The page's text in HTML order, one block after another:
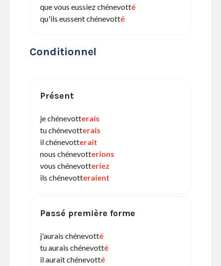
que vous eussiez chénevotté
qu'ils eussent chénevotté
Conditionnel
Présent
je chénevotterais
tu chénevotterais
il chénevotterait
nous chénevotterions
vous chénevotteriez
ils chénevotteraient
Passé première forme
j'aurais chénevotté
tu aurais chénevotté
il aurait chénevotté